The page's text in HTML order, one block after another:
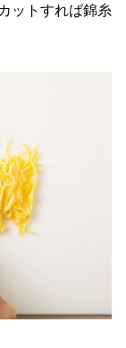
ットすれば錦糸